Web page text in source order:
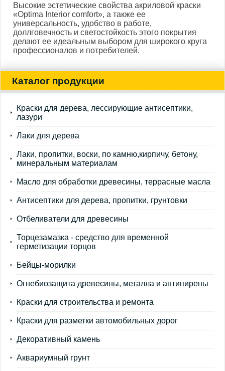
Каталог продукции
Краски для дерева, лессирующие антисептики,
лазури
Лаки для дерева
Лаки, пропитки, воски, по камню,кирпичу, бетону,
минеральным материалам
Масло для обработки древесины, террасные масла
Антисептики для дерева, пропитки, грунтовки
Отбеливатели для древесины
Торцезамазка - средство для временной
герметизации торцов
Бейцы-морилки
Огнебиозащита древесины, металла и антипирены
Краски для строительства и ремонта
Краски для разметки автомобильных дорог
Декоративный камень
Аквариумный грунт
Высокие эстетические свойства акриловой краски
«Optima Interior comfort», а также ее
универсальность, удобство в работе,
доллговечность и светостойкость этого покрытия
делают ее идеальным выбором для широкого круга
профессионалов и потребителей.